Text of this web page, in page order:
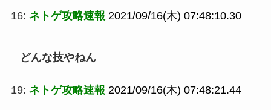
16: ネトゲ攻略速報 2021/09/16(木) 07:48:10.30
どんな技やねん
19: ネトゲ攻略速報 2021/09/16(木) 07:48:21.44